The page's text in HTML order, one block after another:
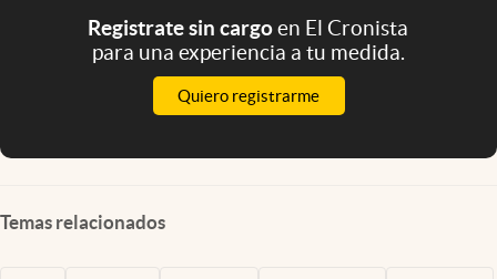
Registrate sin cargoen El Cronista
para una experiencia a tu medida.
Quiero registrarme
Temas relacionados